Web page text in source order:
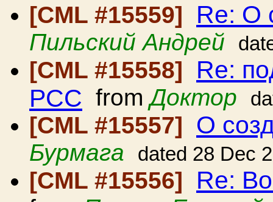
[CML #15559] Re: О
Пильский Андрей
[CML #15558] Re:
РСС fromДоктор
[CML #15557] О
Бурмага dated 28 Dec
[CML #15556] Re: